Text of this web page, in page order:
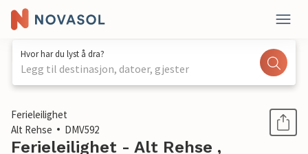
Hvor har du lyst å dra?
Legg til destinasjon, datoer, gjester
1 / 1
Ferieleilighet
Alt Rehse
DMV592
Ferieleilighet - Alt Rehse ,